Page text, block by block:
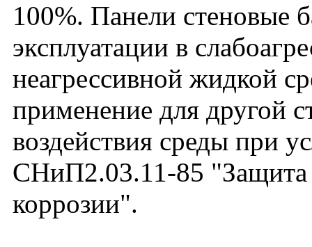
100%. Панели стеновые
эксплуатации в
неагрессивной жидкой
применение для другой
воздействия среды при
СНиП2.03.11-85 "Защита
коррозии".